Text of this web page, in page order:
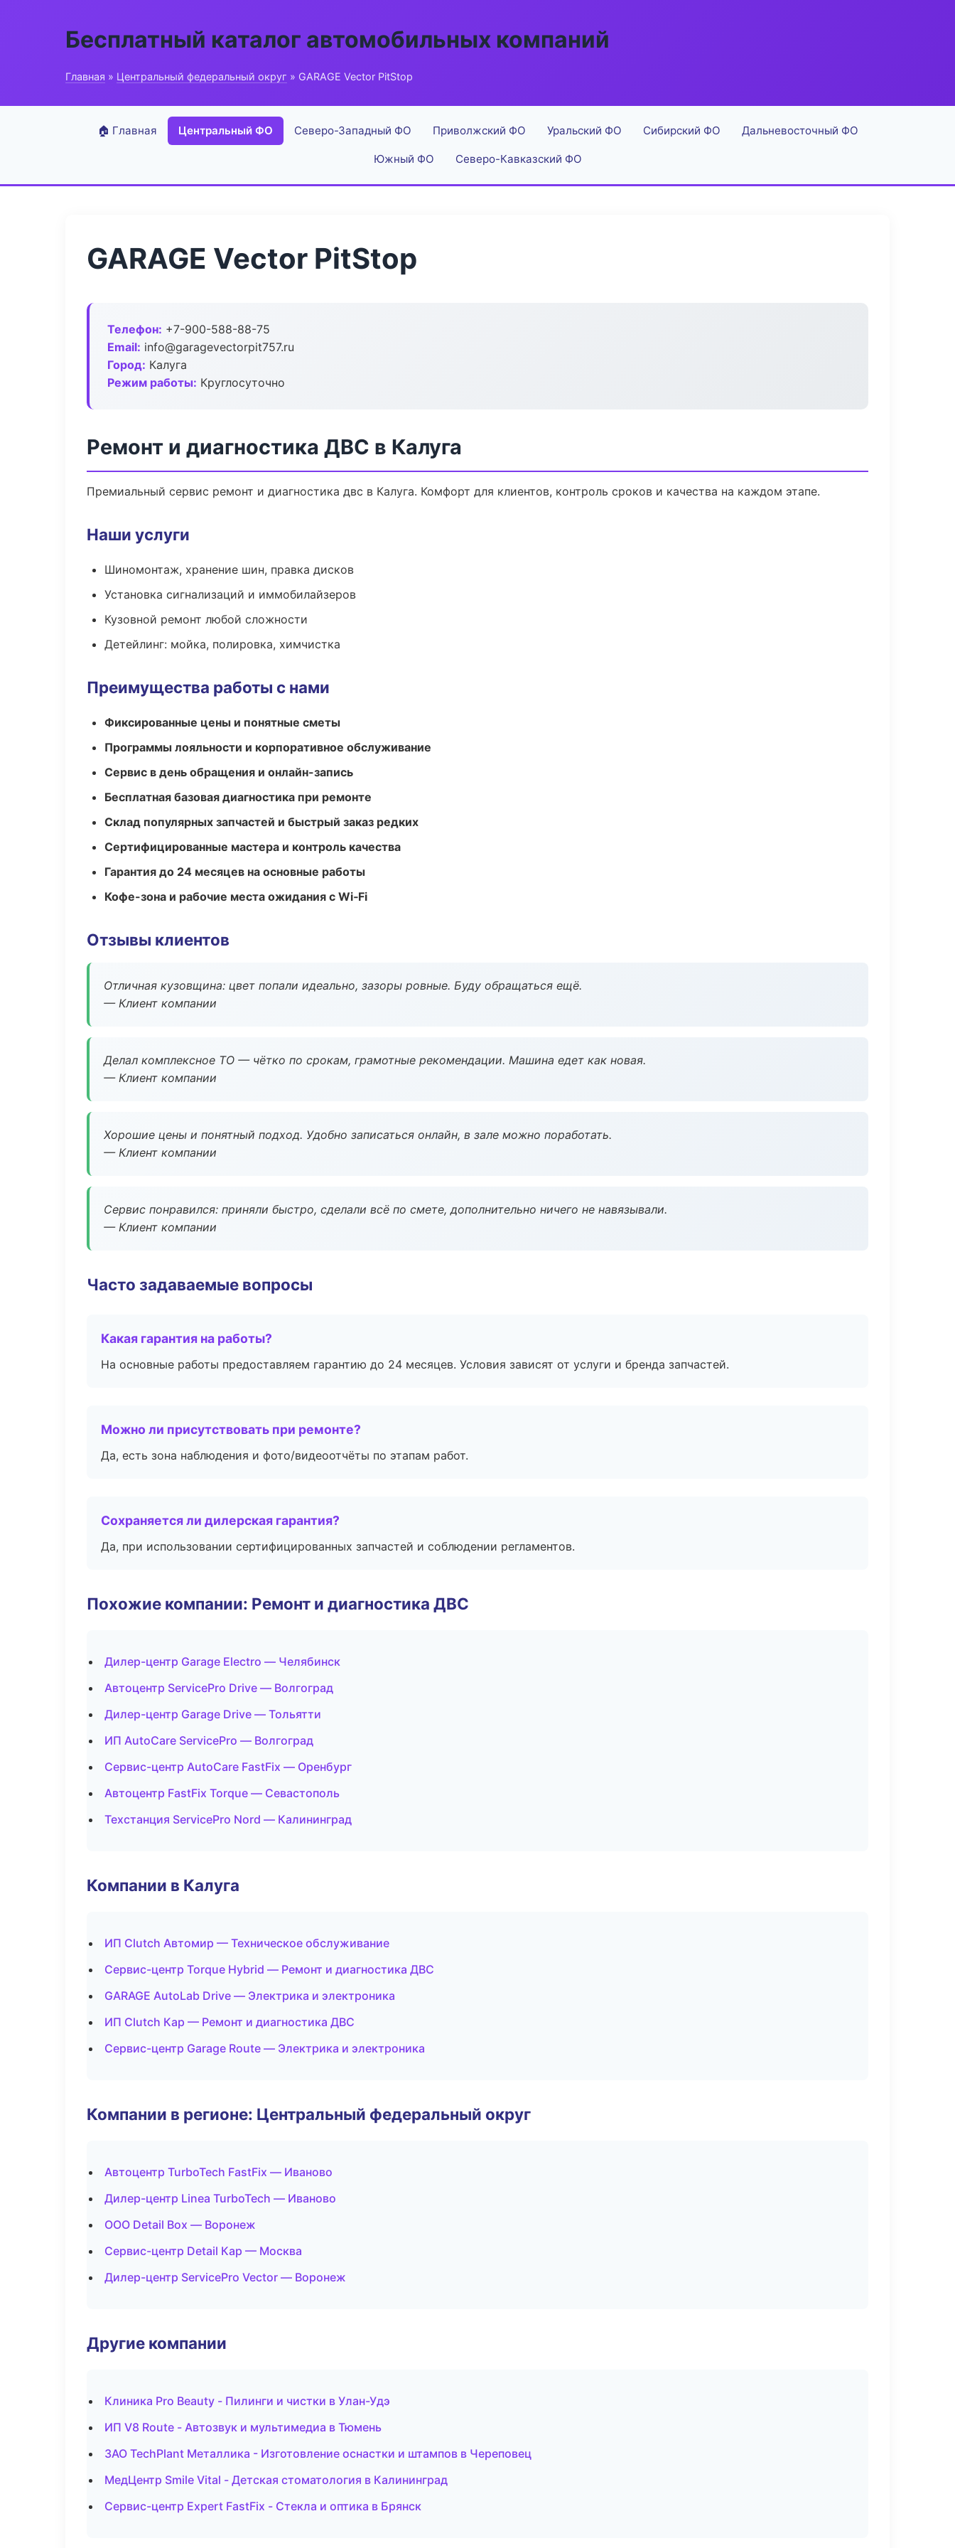
Бесплатный каталог автомобильных компаний
Главная » Центральный федеральный округ » GARAGE Vector PitStop
🏠 Главная Центральный ФО Северо-Западный ФО Приволжский ФО Уральский ФО Сибирский ФО Дальневосточный ФО
Южный ФО Северо-Кавказский ФО
GARAGE Vector PitStop
Телефон: +7-900-588-88-75
Email: info@garagevectorpit757.ru
Город: Калуга
Режим работы: Круглосуточно
Ремонт и диагностика ДВС в Калуга
Премиальный сервис ремонт и диагностика двс в Калуга. Комфорт для клиентов, контроль сроков и качества на каждом этапе.
Наши услуги
Шиномонтаж, хранение шин, правка дисков
Установка сигнализаций и иммобилайзеров
Кузовной ремонт любой сложности
Детейлинг: мойка, полировка, химчистка
Преимущества работы с нами
Фиксированные цены и понятные сметы
Программы лояльности и корпоративное обслуживание
Сервис в день обращения и онлайн-запись
Бесплатная базовая диагностика при ремонте
Склад популярных запчастей и быстрый заказ редких
Сертифицированные мастера и контроль качества
Гарантия до 24 месяцев на основные работы
Кофе-зона и рабочие места ожидания с Wi‑Fi
Отзывы клиентов
Отличная кузовщина: цвет попали идеально, зазоры ровные. Буду обращаться ещё.
— Клиент компании
Делал комплексное ТО — чётко по срокам, грамотные рекомендации. Машина едет как новая.
— Клиент компании
Хорошие цены и понятный подход. Удобно записаться онлайн, в зале можно поработать.
— Клиент компании
Сервис понравился: приняли быстро, сделали всё по смете, дополнительно ничего не навязывали.
— Клиент компании
Часто задаваемые вопросы
Какая гарантия на работы?
На основные работы предоставляем гарантию до 24 месяцев. Условия зависят от услуги и бренда запчастей.
Можно ли присутствовать при ремонте?
Да, есть зона наблюдения и фото/видеоотчёты по этапам работ.
Сохраняется ли дилерская гарантия?
Да, при использовании сертифицированных запчастей и соблюдении регламентов.
Похожие компании: Ремонт и диагностика ДВС
Дилер-центр Garage Electro — Челябинск
Автоцентр ServicePro Drive — Волгоград
Дилер-центр Garage Drive — Тольятти
ИП AutoCare ServicePro — Волгоград
Сервис-центр AutoCare FastFix — Оренбург
Автоцентр FastFix Torque — Севастополь
Техстанция ServicePro Nord — Калининград
Компании в Калуга
ИП Clutch Автомир — Техническое обслуживание
Сервис-центр Torque Hybrid — Ремонт и диагностика ДВС
GARAGE AutoLab Drive — Электрика и электроника
ИП Clutch Кар — Ремонт и диагностика ДВС
Сервис-центр Garage Route — Электрика и электроника
Компании в регионе: Центральный федеральный округ
Автоцентр TurboTech FastFix — Иваново
Дилер-центр Linea TurboTech — Иваново
ООО Detail Box — Воронеж
Сервис-центр Detail Кар — Москва
Дилер-центр ServicePro Vector — Воронеж
Другие компании
Клиника Pro Beauty - Пилинги и чистки в Улан-Удэ
ИП V8 Route - Автозвук и мультимедиа в Тюмень
ЗАО TechPlant Металлика - Изготовление оснастки и штампов в Череповец
МедЦентр Smile Vital - Детская стоматология в Калининград
Сервис-центр Expert FastFix - Стекла и оптика в Брянск